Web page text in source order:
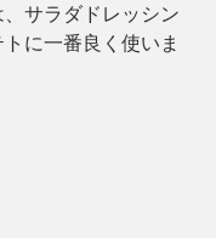
サラダドレッシン
に一番良く使いま